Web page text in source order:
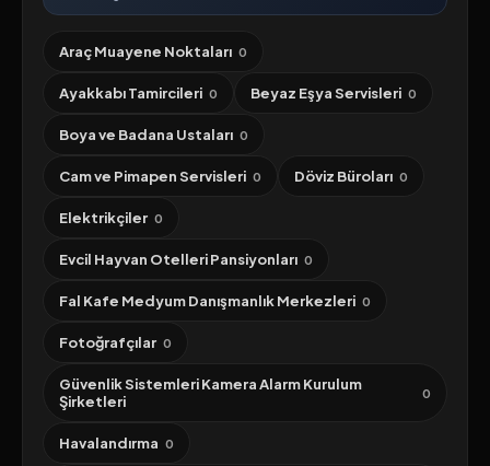
Araç Muayene Noktaları 0
Ayakkabı Tamircileri 0 Beyaz Eşya Servisleri 0
Boya ve Badana Ustaları 0
Cam ve Pimapen Servisleri 0 Döviz Büroları 0
Elektrikçiler 0
Evcil Hayvan Otelleri Pansiyonları 0
Fal Kafe Medyum Danışmanlık Merkezleri 0
Fotoğrafçılar 0
Güvenlik Sistemleri Kamera Alarm Kurulum
Şirketleri
0
Havalandırma 0